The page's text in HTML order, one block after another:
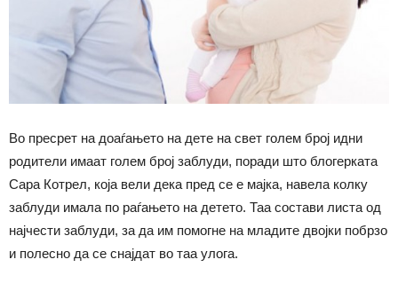
Во пресрет на доаѓањето на дете на свет голем број идни
родители имаат голем број заблуди, поради што блогерката
Сара Котрел, која вели дека пред се е мајка, навела колку
заблуди имала по раѓањето на детето. Таа состави листа од
најчести заблуди, за да им помогне на младите двојки побрзо
и полесно да се снајдат во таа улога.